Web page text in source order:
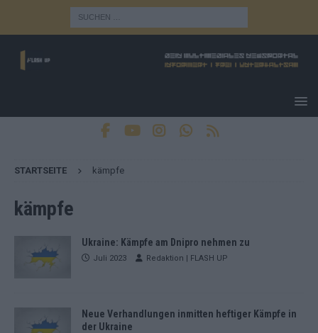
STARTSEITE kämpfe
kämpfe
Ukraine: Kämpfe am Dnipro nehmen zu
Juli 2023 Redaktion | FLASH UP
Neue Verhandlungen inmitten heftiger Kämpfe in
der Ukraine